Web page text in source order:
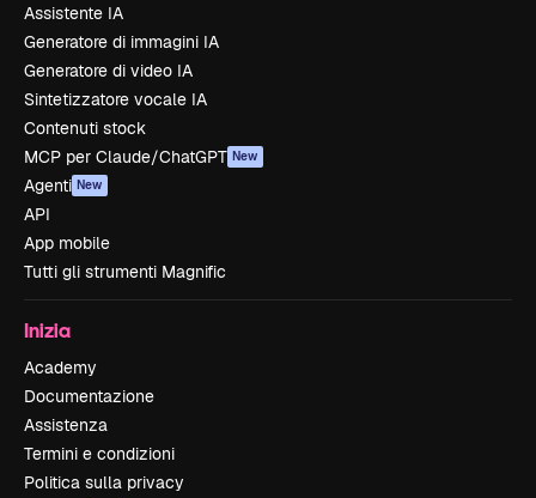
Assistente IA
Generatore di immagini IA
Generatore di video IA
Sintetizzatore vocale IA
Contenuti stock
MCP per Claude/ChatGPT New
Agenti New
API
App mobile
Tutti gli strumenti Magnific
Inizia
Academy
Documentazione
Assistenza
Termini e condizioni
Politica sulla privacy